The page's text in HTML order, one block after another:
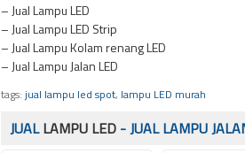
– Jual Lampu LED
– Jual Lampu LED Strip
– Jual Lampu Kolam renang LED
– Jual Lampu Jalan LED
tags: jual lampu led spot, lampu LED murah
JUALLAMPU LED- JUAL LAMPU